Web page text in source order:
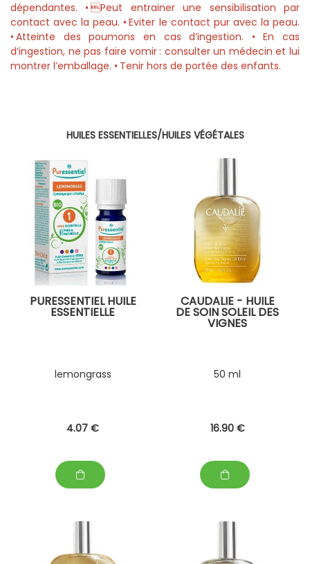
dépendantes. • Peut entrainer une sensibilisation par
contact avec la peau. • Eviter le contact pur avec la peau.
• Atteinte des poumons en cas d’ingestion. • En cas
d’ingestion, ne pas faire vomir : consulter un médecin et lui
montrer l’emballage. • Tenir hors de portée des enfants.
HUILES ESSENTIELLES/HUILES VÉGÉTALES
PURESSENTIEL HUILE
ESSENTIELLE
lemongrass
4.07 €
CAUDALIE - HUILE
DE SOIN SOLEIL DES
VIGNES
50 ml
16.90 €